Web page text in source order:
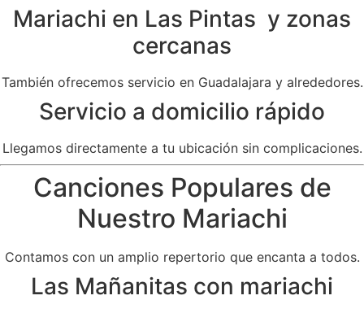
Mariachi en Las Pintas y zonas
cercanas
También ofrecemos servicio en Guadalajara y alrededores.
Servicio a domicilio rápido
Llegamos directamente a tu ubicación sin complicaciones.
Canciones Populares de
Nuestro Mariachi
Contamos con un amplio repertorio que encanta a todos.
Las Mañanitas con mariachi